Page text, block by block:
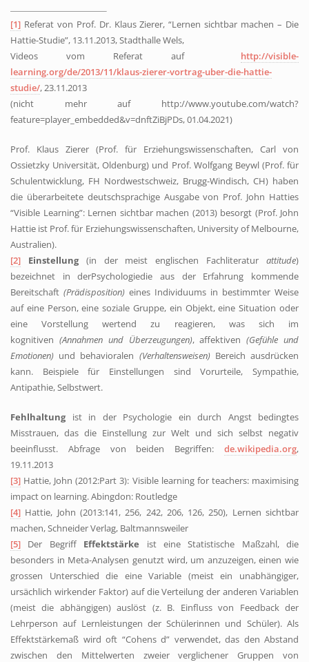
[1] Referat von Prof. Dr. Klaus Zierer, “Lernen sichtbar machen – Die
Hattie-Studie”, 13.11.2013, Stadthalle Wels,
Videos vom Referat auf http://visible-
learning.org/de/2013/11/klaus-zierer-vortrag-uber-die-hattie-
studie/, 23.11.2013
(nicht mehr auf http://www.youtube.com/watch?
feature=player_embedded&v=dnftZiBjPDs, 01.04.2021)
Prof. Klaus Zierer (Prof. für Erziehungswissenschaften, Carl von
Ossietzky Universität, Oldenburg) und Prof. Wolfgang Beywl (Prof. für
Schulentwicklung, FH Nordwestschweiz, Brugg-Windisch, CH) haben
die überarbeitete deutschsprachige Ausgabe von Prof. John Hatties
“Visible Learning”: Lernen sichtbar machen (2013) besorgt (Prof. John
Hattie ist Prof. für Erziehungswissenschaften, University of Melbourne,
Australien).
[2]
Einstellung(in der meist englischen Fachliteraturattitude)
bezeichnet in derPsychologiedie aus der Erfahrung kommende
Bereitschaft (Prädisposition) eines Individuums in bestimmter Weise
auf eine Person, eine soziale Gruppe, ein Objekt, eine Situation oder
eine Vorstellung wertend zu reagieren, was sich im
kognitiven (Annahmen und Überzeugungen), affektiven(Gefühle und
Emotionen) und behavioralen (Verhaltensweisen) Bereich ausdrücken
kann. Beispiele für Einstellungen sind Vorurteile, Sympathie,
Antipathie, Selbstwert.
Fehlhaltung ist in der Psychologie ein durch Angst bedingtes
Misstrauen, das die Einstellung zur Welt und sich selbst negativ
beeinflusst. Abfrage von beiden Begriffen: de.wikipedia.org,
19.11.2013
[3] Hattie, John (2012:Part 3): Visible learning for teachers: maximising
impact on learning. Abingdon: Routledge
[4] Hattie, John (2013:141, 256, 242, 206, 126, 250), Lernen sichtbar
machen, Schneider Verlag, Baltmannsweiler
[5] Der Begriff Effektstärke ist eine Statistische Maßzahl, die
besonders in Meta-Analysen genutzt wird, um anzuzeigen, einen wie
grossen Unterschied die eine Variable (meist ein unabhängiger,
ursächlich wirkender Faktor) auf die Verteilung der anderen Variablen
(meist die abhängigen) auslöst (z. B. Einfluss von Feedback der
Lehrperson auf Lernleistungen der Schülerinnen und Schüler). Als
Effektstärkemaß wird oft “Cohens d” verwendet, das den Abstand
zwischen den Mittelwerten zweier verglichener Gruppen von